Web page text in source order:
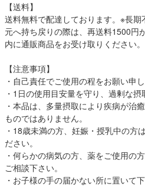
【送料】
送料無料で配達しております。※長
元へ持ち戻りの際は、再送料1500円
内に通販商品をお受け取りください。
【注意事項】
・自己責任でご使用の程をお願い申し
・1日の使用目安量を守り、過剰な摂
・本品は、多量摂取により疾病が治
ものではありません。
・18歳未満の方、妊娠・授乳中の方
ださい。
・何らかの病気の方、薬をご使用の
ご相談下さい。
・お子様の手の届かない所に置いて下